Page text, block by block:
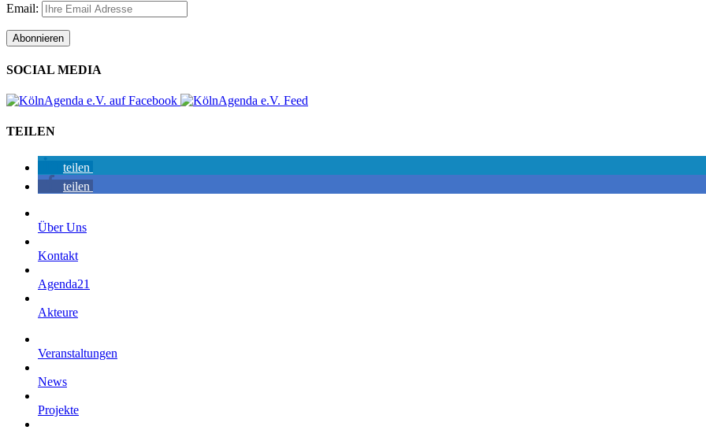
Email:
SOCIAL MEDIA
TEILEN
teilen
teilen
Über Uns
Kontakt
Agenda21
Akteure
Veranstaltungen
News
Projekte